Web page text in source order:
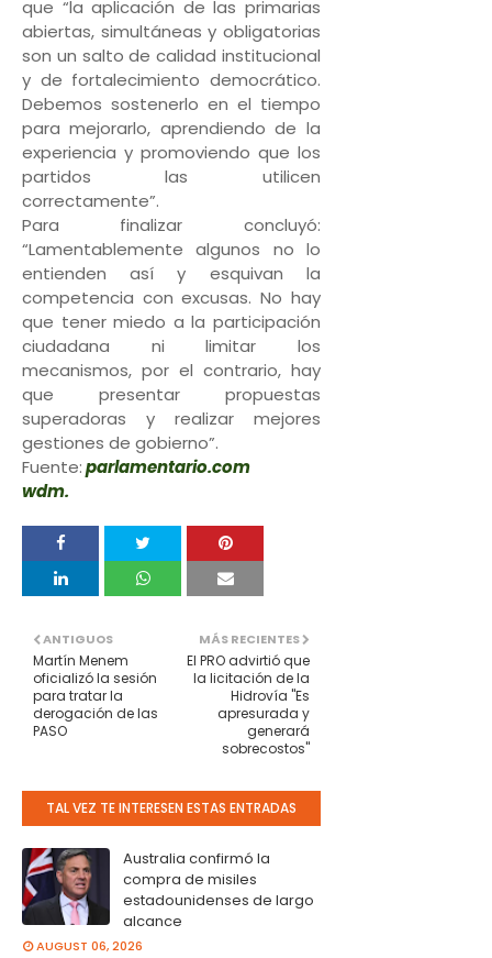
que “la aplicación de las primarias
abiertas, simultáneas y obligatorias
son un salto de calidad institucional
y de fortalecimiento democrático.
Debemos sostenerlo en el tiempo
para mejorarlo, aprendiendo de la
experiencia y promoviendo que los
partidos las utilicen
correctamente”.
Para finalizar concluyó:
“Lamentablemente algunos no lo
entienden así y esquivan la
competencia con excusas. No hay
que tener miedo a la participación
ciudadana ni limitar los
mecanismos, por el contrario, hay
que presentar propuestas
superadoras y realizar mejores
gestiones de gobierno”.
Fuente:parlamentario.com
wdm.
MÁS RECIENTES
El PRO advirtió que
la licitación de la
Hidrovía "Es
apresurada y
generará
sobrecostos"
ANTIGUOS
Martín Menem
oficializó la sesión
para tratar la
derogación de las
PASO
TAL VEZ TE INTERESEN ESTAS ENTRADAS
Australia confirmó la
compra de misiles
estadounidenses de largo
alcance
AUGUST 06, 2026